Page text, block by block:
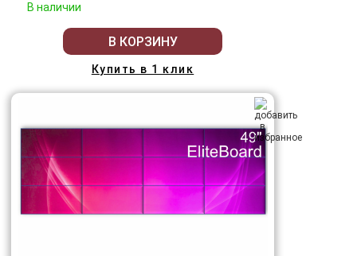
В наличии
В КОРЗИНУ
Купить в 1 клик